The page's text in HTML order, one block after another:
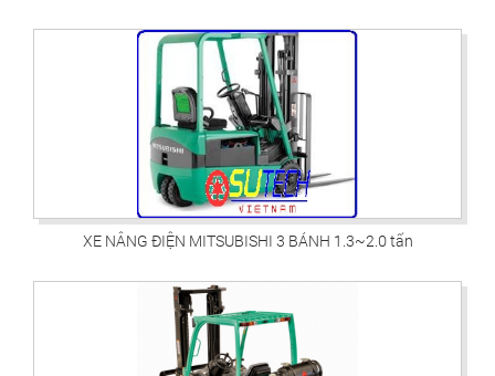
XE NÂNG ĐIỆN MITSUBISHI 3 BÁNH 1.3~2.0 tấn